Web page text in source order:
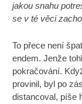
jakou snahu
se v té věci
To přece není
endem. Jenže
pokračování.
provinil, byl po
distancoval, píše